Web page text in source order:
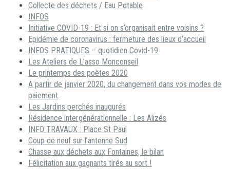
Collecte des déchets / Eau Potable
INFOS
Initiative COVID-19 : Et si on s’organisait entre voisins ?
Epidémie de coronavirus : fermeture des lieux d’accueil
INFOS PRATIQUES – quotidien Covid-19
Les Ateliers de L’asso Monconseil
Le printemps des poètes 2020
A partir de janvier 2020, du changement dans vos modes de
paiement
Les Jardins perchés inaugurés
Résidence intergénérationnelle : Les Alizés
INFO TRAVAUX : Place St Paul
Coup de neuf sur l’antenne Sud
Chasse aux déchets aux Fontaines, le bilan
Félicitation aux gagnants tirés au sort !